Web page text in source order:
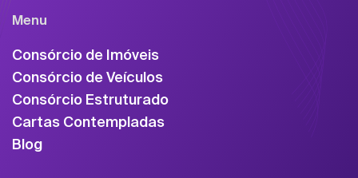
Menu
Consórcio de Imóveis
Consórcio de Veículos
Consórcio Estruturado
Cartas Contempladas
Blog